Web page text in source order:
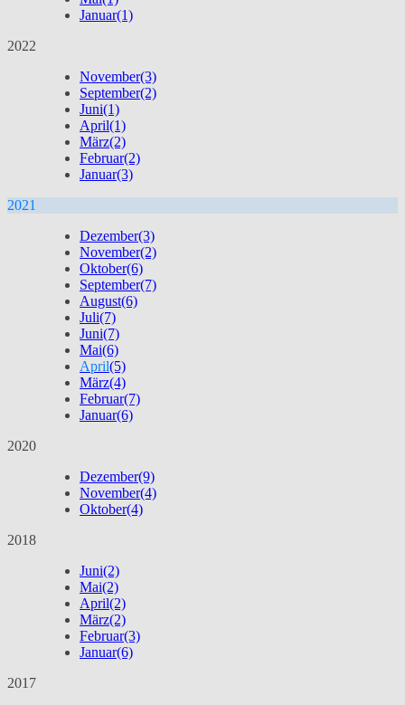
Januar(1)
2022
November(3)
September(2)
Juni(1)
April(1)
März(2)
Februar(2)
Januar(3)
2021
Dezember(3)
November(2)
Oktober(6)
September(7)
August(6)
Juli(7)
Juni(7)
Mai(6)
April(5)
März(4)
Februar(7)
Januar(6)
2020
Dezember(9)
November(4)
Oktober(4)
2018
Juni(2)
Mai(2)
April(2)
März(2)
Februar(3)
Januar(6)
2017